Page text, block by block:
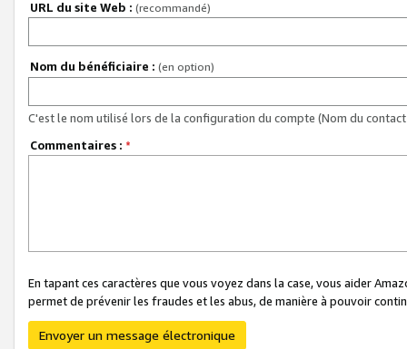
URL du site Web : (recommandé)
Nom du bénéficiaire : (en option)
C'est le nom utilisé lors de la configuration du compte (Nom du
Commentaires : *
En tapant ces caractères que vous voyez dans la case, vous aider
permet de prévenir les fraudes et les abus, de manière à pouvoir
Envoyer un message électronique